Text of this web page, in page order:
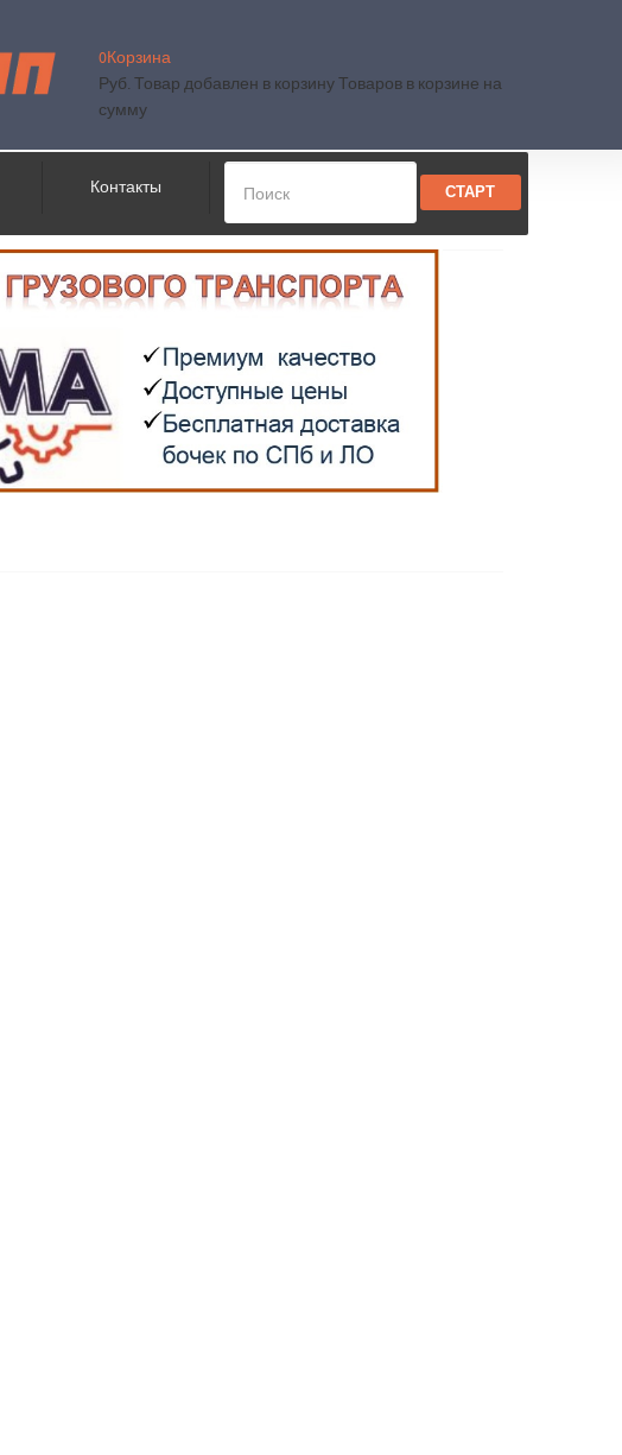
0Корзина
Руб. Товар добавлен в корзину Товаров в корзине на
сумму
Контакты